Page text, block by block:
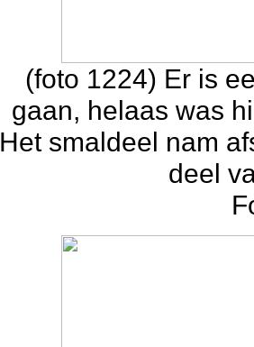
(foto 1224) Er is
gaan, helaas was
Het smaldeel nam
deel